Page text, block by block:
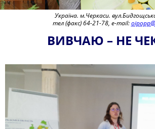
Україна. м.Черкаси.
тел (факс) 64-21-78, e-mail:
ВИВЧАЮ – НЕ